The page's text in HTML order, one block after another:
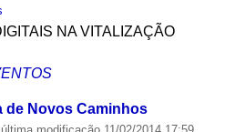
NA VITALIZAÇÃO
de Novos Caminhos